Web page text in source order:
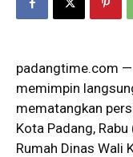
padangtime.com —
memimpin
mematangkan
Kota Padang,
Rumah Dinas Wali